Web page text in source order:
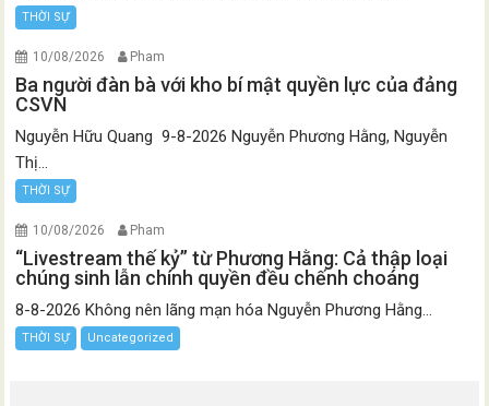
THỜI SỰ
10/08/2026 Pham
Ba người đàn bà với kho bí mật quyền lực của đảng
CSVN
Nguyễn Hữu Quang 9-8-2026 Nguyễn Phương Hằng, Nguyễn
Thị...
THỜI SỰ
10/08/2026 Pham
“Livestream thế kỷ” từ Phương Hằng: Cả thập loại
chúng sinh lẫn chính quyền đều chếnh choáng
8-8-2026 Không nên lãng mạn hóa Nguyễn Phương Hằng...
THỜI SỰ Uncategorized